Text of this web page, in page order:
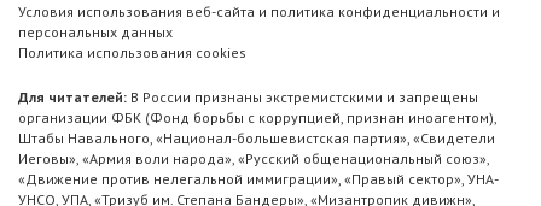
Условия использования веб-сайта и политика конфиденциальности и
персональных данных
Политика использования cookies
Для читателей: В России признаны экстремистскими и запрещены
организации ФБК (Фонд борьбы с коррупцией, признан иноагентом),
Штабы Навального, «Национал-большевистская партия», «Свидетели
Иеговы», «Армия воли народа», «Русский общенациональный союз»,
«Движение против нелегальной иммиграции», «Правый сектор», УНА-
УНСО, УПА, «Тризуб им. Степана Бандеры», «Мизантропик дивижн»,